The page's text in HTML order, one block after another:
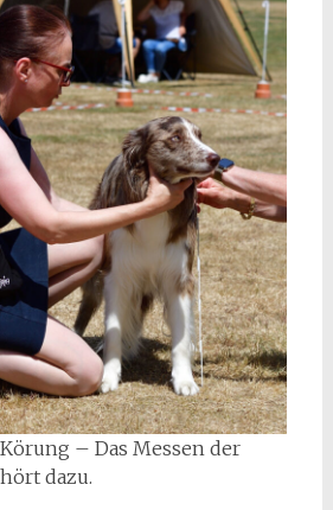
– Das Messen der
dazu.